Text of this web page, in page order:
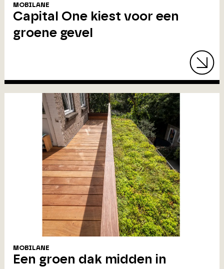
MOBILANE
Capital One kiest voor een
groene gevel
MOBILANE
Een groen dak midden in